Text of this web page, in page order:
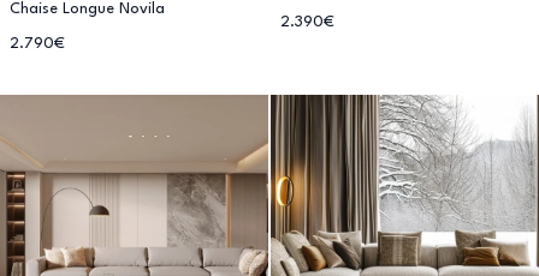
Chaise Longue Novila
2.790€
2.390€